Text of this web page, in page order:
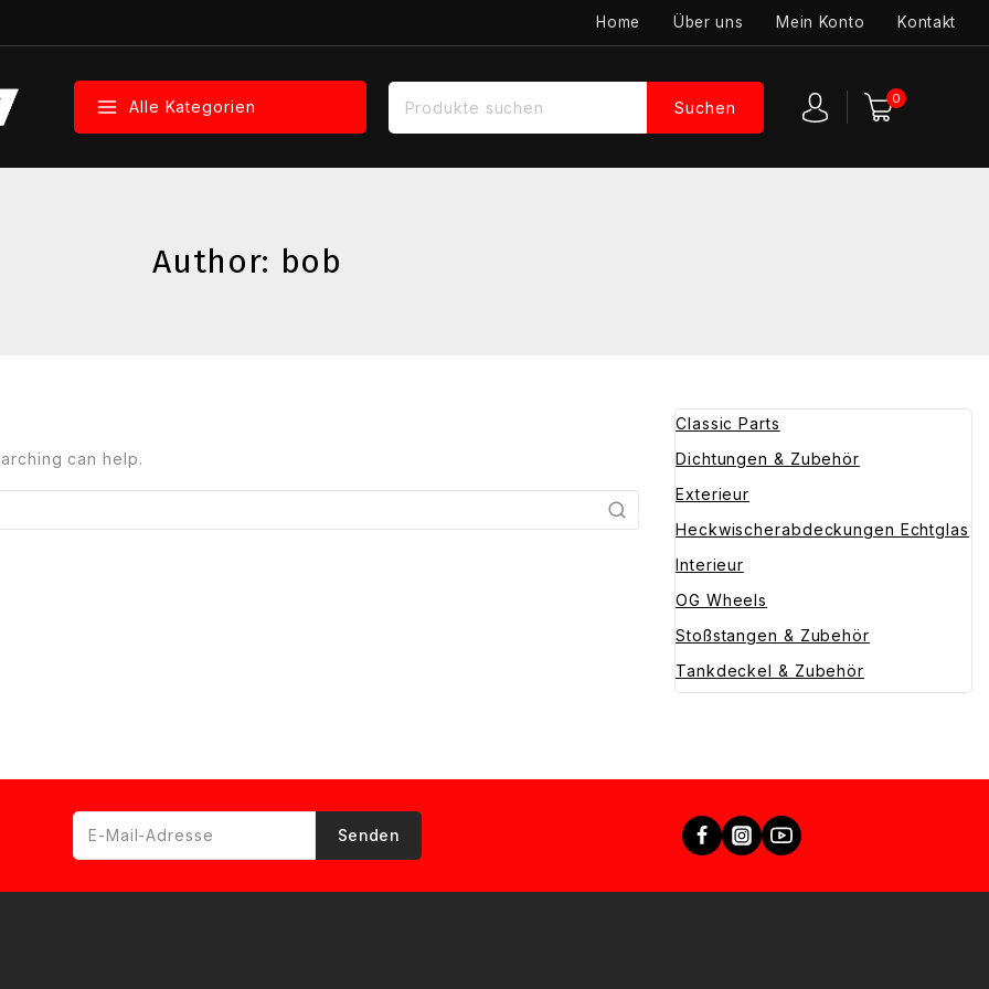
Home Über uns Mein Konto Kontakt
Alle Kategorien Suchen 0
Author: bob
can help.
Classic Parts
Dichtungen & Zubehör
Exterieur
Heckwischerabdeckungen Echtglas
Interieur
OG Wheels
Stoßstangen & Zubehör
Tankdeckel & Zubehör